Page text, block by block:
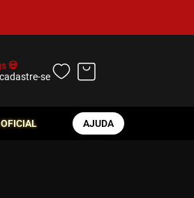
💀
cadastre-se
AJUDA